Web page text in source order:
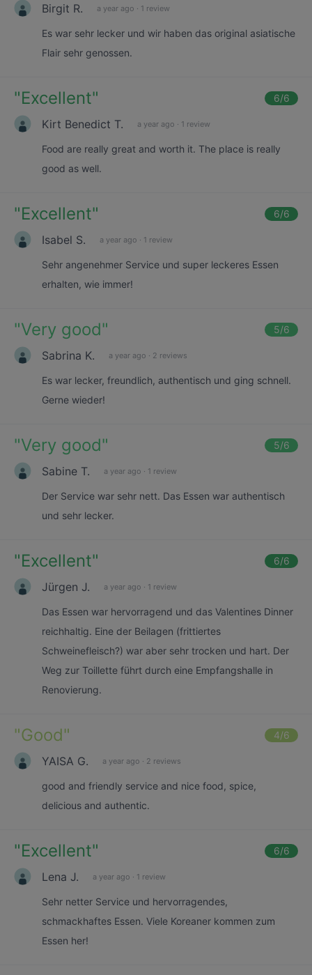
Birgit R. a year ago · 1 review
Es war sehr lecker und wir haben das original asiatische
Flair sehr genossen.
"Excellent" 6/6
Kirt Benedict T. a year ago · 1 review
Food are really great and worth it. The place is really
good as well.
"Excellent" 6/6
Isabel S. a year ago · 1 review
Sehr angenehmer Service und super leckeres Essen
erhalten, wie immer!
"Very good" 5/6
Sabrina K. a year ago · 2 reviews
Es war lecker, freundlich, authentisch und ging schnell.
Gerne wieder!
"Very good" 5/6
Sabine T. a year ago · 1 review
Der Service war sehr nett. Das Essen war authentisch
und sehr lecker.
"Excellent" 6/6
Jürgen J. a year ago · 1 review
Das Essen war hervorragend und das Valentines Dinner
reichhaltig. Eine der Beilagen (frittiertes
Schweinefleisch?) war aber sehr trocken und hart. Der
Weg zur Toillette führt durch eine Empfangshalle in
Renovierung.
"Good" 4/6
YAISA G. a year ago · 2 reviews
good and friendly service and nice food, spice,
delicious and authentic.
"Excellent" 6/6
Lena J. a year ago · 1 review
Sehr netter Service und hervorragendes,
schmackhaftes Essen. Viele Koreaner kommen zum
Essen her!